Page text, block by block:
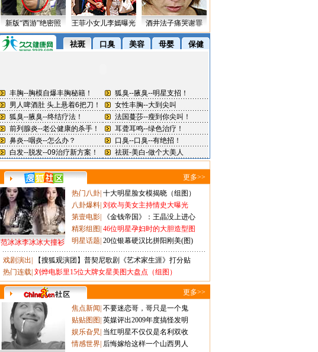
新版“西游”绝密照 王菲小女儿李嫣曝光 酒井法子痛哭谢罪
更多>>
范冰冰李冰冰大撞衫
热门八卦 十大明星脸女模揭晓（组图）
八卦爆料 刘欢与美女主持情史大曝光
第壹电影
《金钱帝国》：王晶没上进心
精彩组图 46位明星孕妇时的大胆造型图
明星话题 20位银幕硬汉比拼阳刚美(图)
戏剧演出
【搜狐观演团】普契尼歌剧《艺术家生涯》打分贴
热门连载 刘烨电影里15位大牌女星美图大盘点（组图）
更多>>
焦点新闻 不要迷恋哥，哥只是一个鬼
贴贴图图 英媒评出2009年度搞怪发明
娱乐旮旯 当红明星不仅仅是名利双收
情感世界 后悔嫁给这样一个山西男人